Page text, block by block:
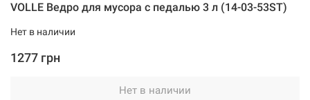
VOLLE Ведро для мусора с педалью 3 л (14-03-53ST)
Нет в наличии
1277 грн
Нет в наличии